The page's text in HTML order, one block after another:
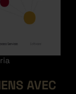
AVEC